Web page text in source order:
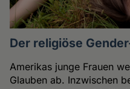
Der religiöse
Amerikas junge Frauen
Glauben ab. Inzwischen